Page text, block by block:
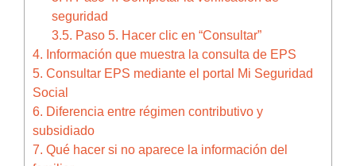
seguridad
3.5. Paso 5. Hacer clic en “Consultar”
4. Información que muestra la consulta de EPS
5. Consultar EPS mediante el portal Mi Seguridad
Social
6. Diferencia entre régimen contributivo y
subsidiado
7. Qué hacer si no aparece la información del